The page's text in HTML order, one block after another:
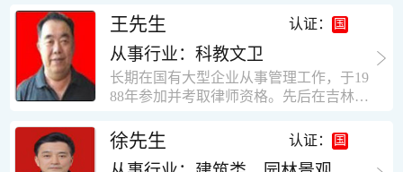
术负责人，该项目为水泥生产线，该项目
有圆形连体熟料仓12，每个直径9米高41
米，砖混结构，皮带运输走廊一个，框架
结构长185米，高5.2米的框架结构。1991
年调入新乡市新营建筑公司历任：七里三
营乡刘庄火力发电厂项目经理，该项目有
闭路电视监控系统、防盗报警系统、门禁
一卡通系统、停车场管理系统、巡更系
统、远程抄表系统等相关系统主流产品，
有较强的售前技术支持能力，并具有较丰
富的设备调试经验； 能独立完成系统集成
建与扩充经验，并具备教育训练能力；
王先生 认证：
从事行业：科教文卫
长期在国有大型企业从事管理工作，于19
88年参加并考取律师资格。先后在吉林油
辽宁华夏律师事务所和辽宁鑫诺律师事务
所执业。王律师在数十年的执业经历中，
徐先生 认证：